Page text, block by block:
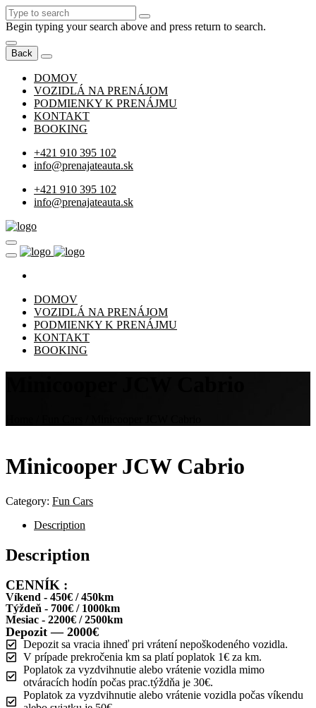
Begin typing your search above and press return to search.
Back
DOMOV
VOZIDLÁ NA PRENÁJOM
PODMIENKY K PRENÁJMU
KONTAKT
BOOKING
+421 910 395 102
info@prenajateauta.sk
+421 910 395 102
info@prenajateauta.sk
DOMOV
VOZIDLÁ NA PRENÁJOM
PODMIENKY K PRENÁJMU
KONTAKT
BOOKING
Minicooper JCW Cabrio
Category: Fun Cars
Description
Description
CENNÍK :
Víkend - 450€ / 450km
Týždeň - 700€ / 1000km
Mesiac - 2200€ / 2500km
Depozit — 2000€
Depozit sa vracia ihneď pri vrátení nepoškodeného vozidla.
V prípade prekročenia km sa platí poplatok 1€ za km.
Poplatok za vyzdvihnutie alebo vrátenie vozidla mimo
otváracích hodín počas prac.týždňa je 30€.
Poplatok za vyzdvihnutie alebo vrátenie vozidla počas víkendu